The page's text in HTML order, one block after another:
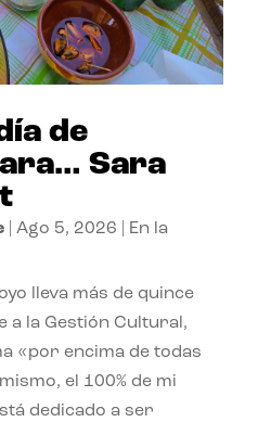
de
Sara
| Ago 5, 2026
En la
lleva más de quince
a la Gestión Cultural,
«por encima de todas
el 100% de mi
dedicado a ser